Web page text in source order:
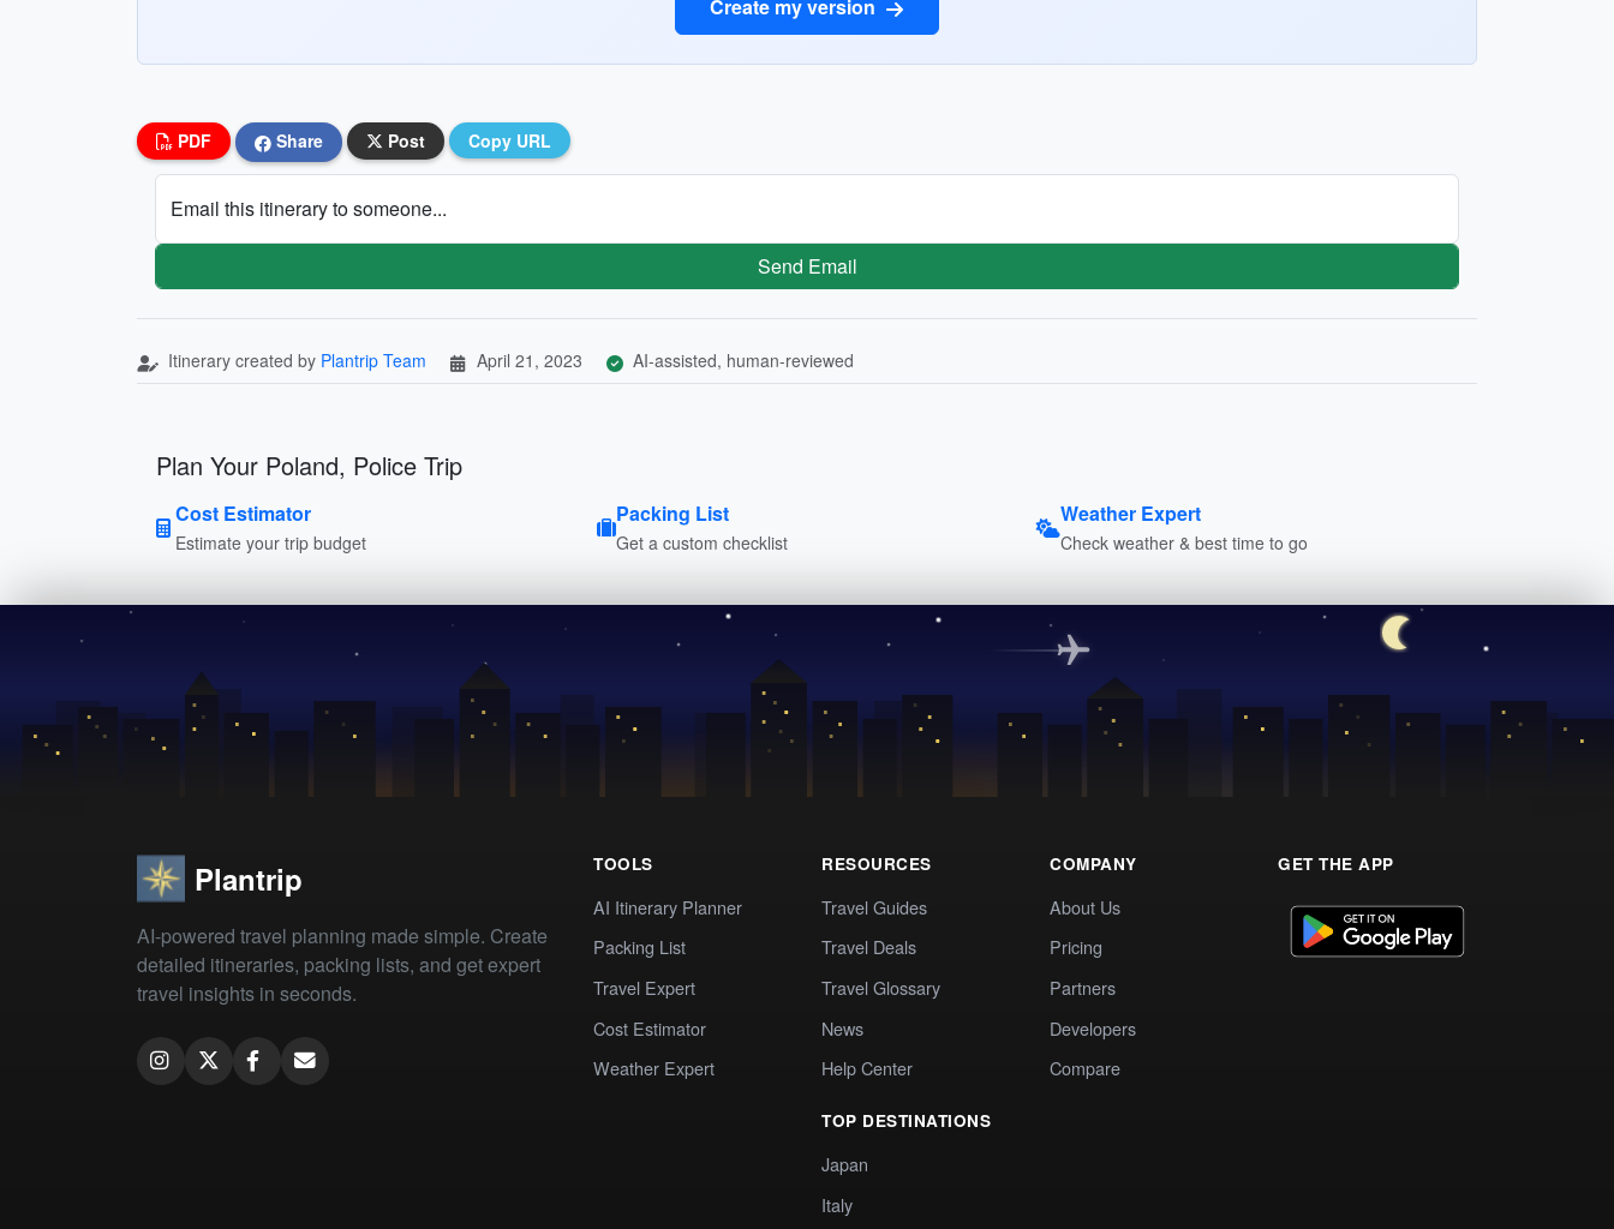
Create my version
PDF Share Post Copy URL
Email this itinerary to someone...
Send Email
Itinerary created by Plantrip Team April 21, 2023 AI-assisted, human-reviewed
Plan Your Poland, Police Trip
Cost Estimator
Estimate your trip budget
Packing List
Get a custom checklist
Weather Expert
Check weather & best time to go
Plantrip
AI-powered travel planning made simple. Create
detailed itineraries, packing lists, and get expert
travel insights in seconds.
TOOLS
AI Itinerary Planner
Packing List
Travel Expert
Cost Estimator
Weather Expert
RESOURCES
Travel Guides
Travel Deals
Travel Glossary
News
Help Center
TOP DESTINATIONS
Japan
Italy
COMPANY
About Us
Pricing
Partners
Developers
Compare
GET THE APP